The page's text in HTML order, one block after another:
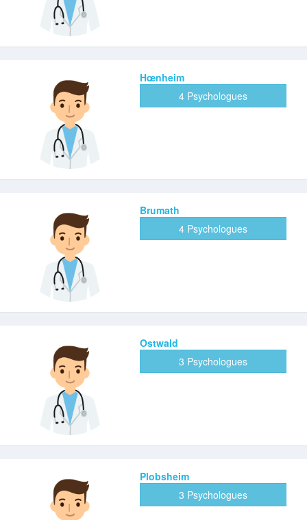
Hœnheim
4 Psychologues
Brumath
4 Psychologues
Ostwald
3 Psychologues
Plobsheim
3 Psychologues